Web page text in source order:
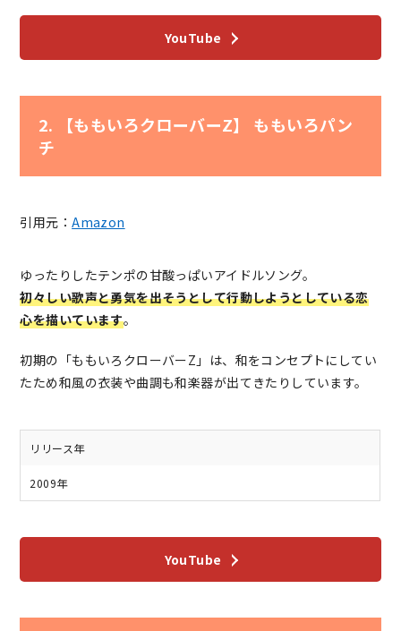
YouTube
2. 【ももいろクローバーZ】 ももいろパン
チ
引用元：Amazon
ゆったりしたテンポの甘酸っぱいアイドルソング。
初々しい歌声と勇気を出そうとして行動しようとしている恋
心を描いています。
初期の「ももいろクローバーZ」は、和をコンセプトにしてい
たため和風の衣装や曲調も和楽器が出てきたりしています。
リリース年
2009年
YouTube